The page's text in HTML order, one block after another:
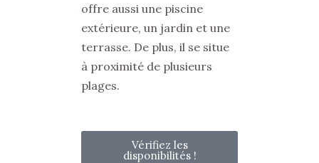
offre aussi une piscine
extérieure, un jardin et une
terrasse. De plus, il se situe
à proximité de plusieurs
plages.
Vérifiez les
disponibilités !